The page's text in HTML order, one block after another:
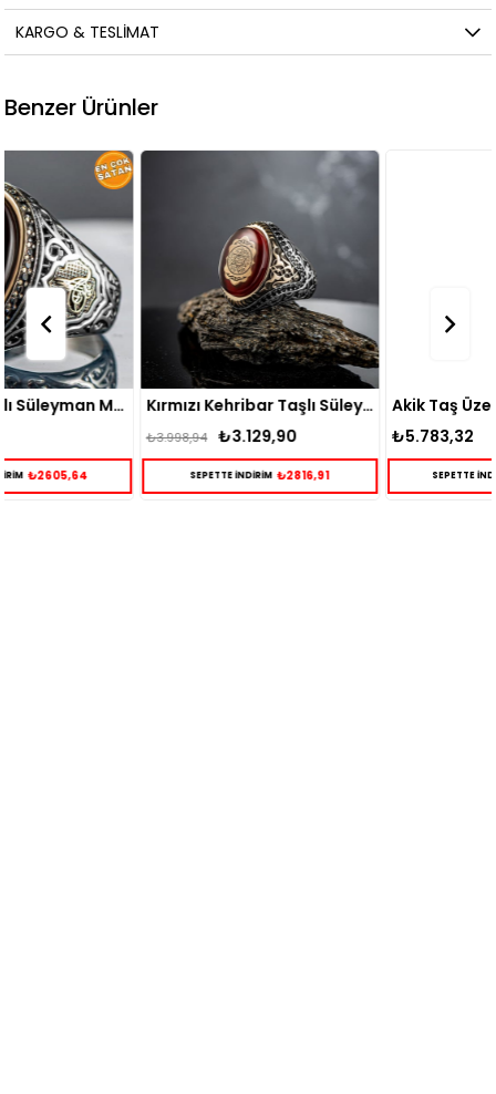
KARGO & TESLIMAT
Benzer Ürünler
Kırmızı Kehribar Taşlı Süleyman Mührü İşlemeli Gümüş Yüzük
₺3.129,90
SEPETTE İNDİRİM ₺2816,91
Akik Taş Üzeri Hz Süleyman Mührü Kazıması Gümüş Yüzük
₺5.783,32
SEPETTE İNDİRİM ₺5204,99